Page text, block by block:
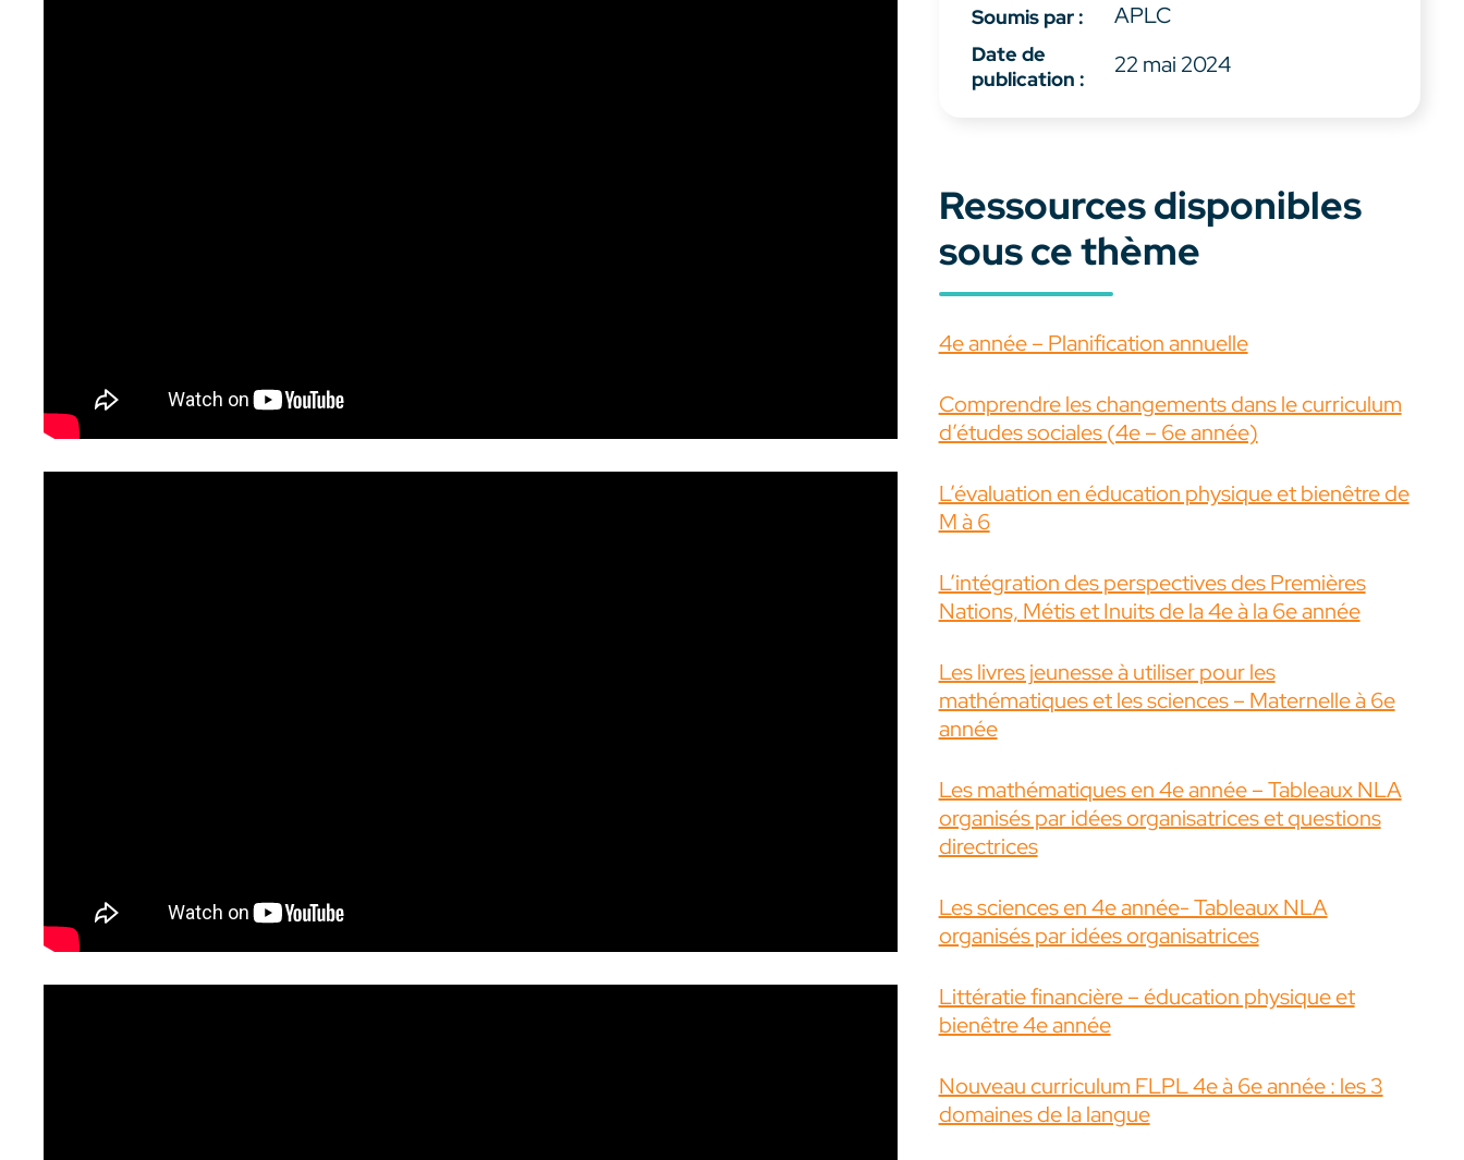
Soumis par : APLC
Date de
publication :
22 mai 2024
Ressources disponibles
sous ce thème
4e année – Planification annuelle
Comprendre les changements dans le curriculum
d’études sociales (4e – 6e année)
L’évaluation en éducation physique et bienêtre de
M à 6
L’intégration des perspectives des Premières
Nations, Métis et Inuits de la 4e à la 6e année
Les livres jeunesse à utiliser pour les
mathématiques et les sciences – Maternelle à 6e
année
Les mathématiques en 4e année – Tableaux NLA
organisés par idées organisatrices et questions
directrices
Les sciences en 4e année- Tableaux NLA
organisés par idées organisatrices
Littératie financière – éducation physique et
bienêtre 4e année
Nouveau curriculum FLPL 4e à 6e année : les 3
domaines de la langue